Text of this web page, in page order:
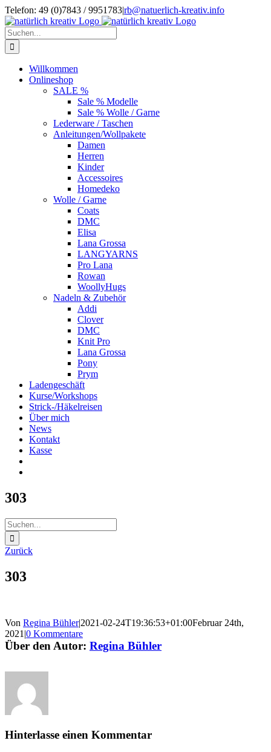
Zum
Inhalt
springen
Telefon: 49 (0)7843 / 9951783|rb@natuerlich-kreativ.info
Suche
nach:
Willkommen
Onlineshop
SALE %
Sale % Modelle
Sale % Wolle / Garne
Lederware / Taschen
Anleitungen/Wollpakete
Damen
Herren
Kinder
Accessoires
Homedeko
Wolle / Garne
Coats
DMC
Elisa
Lana Grossa
LANGYARNS
Pro Lana
Rowan
WoollyHugs
Nadeln & Zubehör
Addi
Clover
DMC
Knit Pro
Lana Grossa
Pony
Prym
Ladengeschäft
Kurse/Workshops
Strick-/Häkelreisen
Über mich
News
Kontakt
Kasse
303
Suche
nach:
Zurück
303
Von Regina Bühler|2021-02-24T19:36:53+01:00Februar 24th,
2021 |0 Kommentare
Über den Autor: Regina Bühler
Hinterlasse einen Kommentar